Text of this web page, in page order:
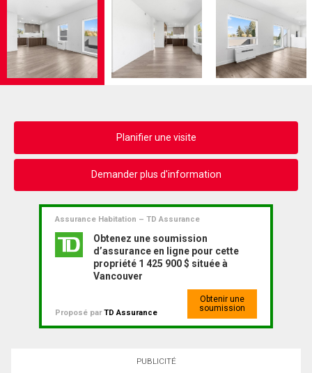
Planifier une visite
Demander plus d'information
Assurance Habitation – TD Assurance
Obtenez une soumission
d’assurance en ligne pour cette
propriété 1 425 900 $ située à
Vancouver
Proposé parTD Assurance
Obtenir une
soumission
PUBLICITÉ